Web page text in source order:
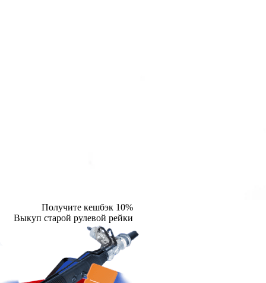
Получите кешбэк 10%
Выкуп старой рулевой рейки